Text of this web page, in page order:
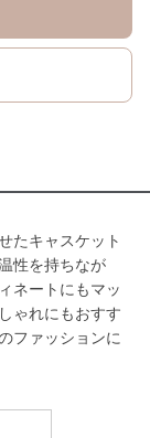
たキャスケット
性を持ちなが
ネートにもマッ
ゃれにもおすす
ファッションに